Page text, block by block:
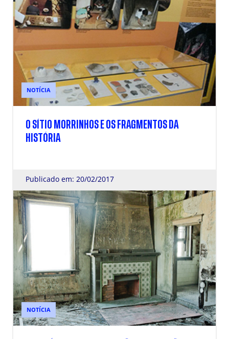
NOTÍCIA
O SÍTIO MORRINHOS E OS FRAGMENTOS DA
HISTÓRIA
Publicado em: 20/02/2017
NOTÍCIA